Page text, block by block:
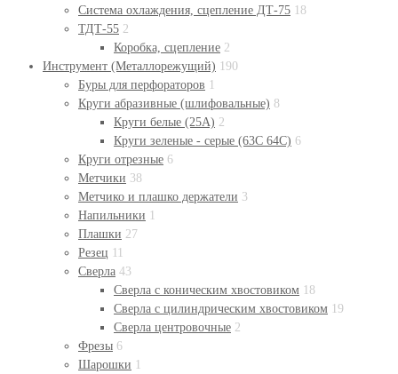
Система охлаждения, сцепление ДТ-75 18
ТДТ-55 2
Коробка, сцепление 2
Инструмент (Металлорежущий) 190
Буры для перфораторов 1
Круги абразивные (шлифовальные) 8
Круги белые (25А) 2
Круги зеленые - серые (63С 64С) 6
Круги отрезные 6
Метчики 38
Метчико и плашко держатели 3
Напильники 1
Плашки 27
Резец 11
Сверла 43
Сверла с коническим хвостовиком 18
Сверла с цилиндрическим хвостовиком 19
Сверла центровочные 2
Фрезы 6
Шарошки 1